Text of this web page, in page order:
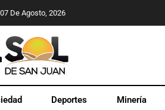
De Agosto, 2026
Deportes Minería